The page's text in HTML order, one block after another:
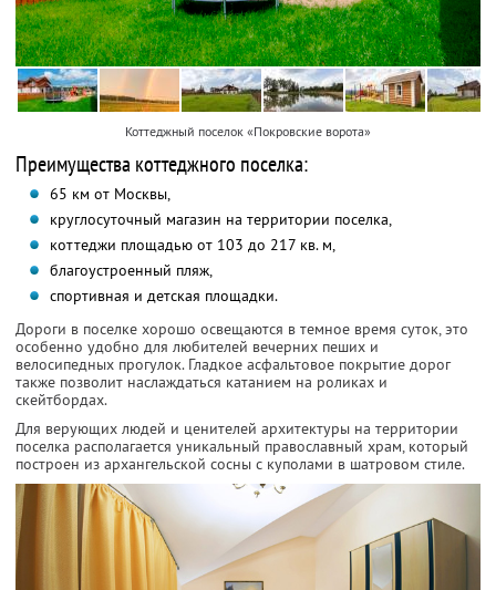
Коттеджный поселок «Покровские ворота»
Преимущества коттеджного поселка:
65 км от Москвы,
круглосуточный магазин на территории поселка,
коттеджи площадью от 103 до 217 кв. м,
благоустроенный пляж,
спортивная и детская площадки.
Дороги в поселке хорошо освещаются в темное время суток, это
особенно удобно для любителей вечерних пеших и
велосипедных прогулок. Гладкое асфальтовое покрытие дорог
также позволит наслаждаться катанием на роликах и
скейтбордах.
Для верующих людей и ценителей архитектуры на территории
поселка располагается уникальный православный храм, который
построен из архангельской сосны с куполами в шатровом стиле.